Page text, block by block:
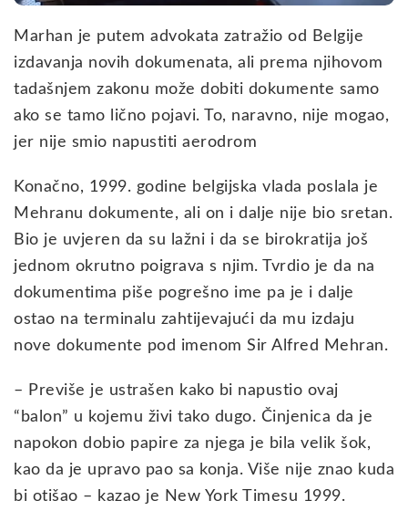
Marhan je putem advokata zatražio od Belgije
izdavanja novih dokumenata, ali prema njihovom
tadašnjem zakonu može dobiti dokumente samo
ako se tamo lično pojavi. To, naravno, nije mogao,
jer nije smio napustiti aerodrom
Konačno, 1999. godine belgijska vlada poslala je
Mehranu dokumente, ali on i dalje nije bio sretan.
Bio je uvjeren da su lažni i da se birokratija još
jednom okrutno poigrava s njim. Tvrdio je da na
dokumentima piše pogrešno ime pa je i dalje
ostao na terminalu zahtijevajući da mu izdaju
nove dokumente pod imenom Sir Alfred Mehran.
– Previše je ustrašen kako bi napustio ovaj
“balon” u kojemu živi tako dugo. Činjenica da je
napokon dobio papire za njega je bila velik šok,
kao da je upravo pao sa konja. Više nije znao kuda
bi otišao – kazao je New York Timesu 1999.